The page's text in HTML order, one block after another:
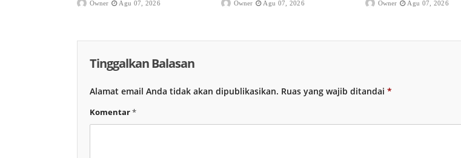
Owner Agu 07, 2026 Owner Agu 07, 2026 Owner Agu 07, 2026
Tinggalkan Balasan
Alamat email Anda tidak akan dipublikasikan. Ruas yang wajib ditandai *
Komentar*